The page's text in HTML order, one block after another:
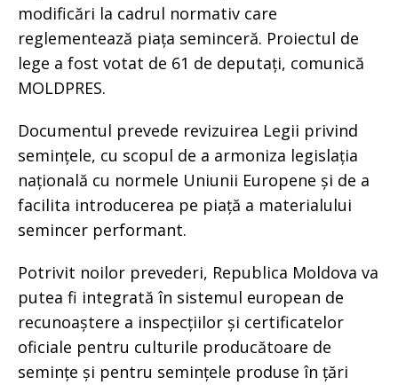
modificări la cadrul normativ care
reglementează piața seminceră. Proiectul de
lege a fost votat de 61 de deputați, comunică
MOLDPRES.
Documentul prevede revizuirea Legii privind
semințele, cu scopul de a armoniza legislația
națională cu normele Uniunii Europene și de a
facilita introducerea pe piață a materialului
semincer performant.
Potrivit noilor prevederi, Republica Moldova va
putea fi integrată în sistemul european de
recunoaștere a inspecțiilor și certificatelor
oficiale pentru culturile producătoare de
semințe și pentru semințele produse în țări